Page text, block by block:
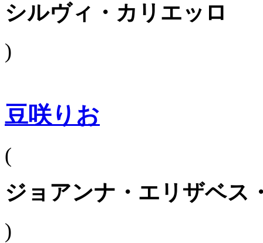
シルヴィ・カリエッロ
)
豆咲りお
(
ジョアンナ・エリザベス
)